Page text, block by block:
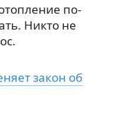
по-
Никто не
закон об